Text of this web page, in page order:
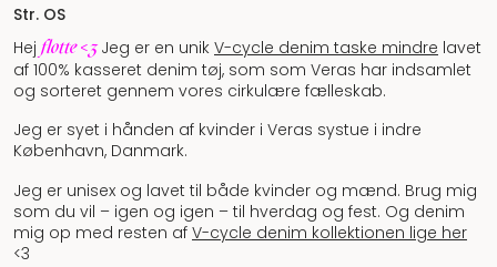
Str. OS
Hej flotte <3 Jeg er en unik V-cycle denim taske mindre lavet
af 100% kasseret denim tøj, som som Veras har indsamlet
og sorteret gennem vores cirkulære fælleskab.
Jeg er syet i hånden af kvinder i Veras systue i indre
København, Danmark.
Jeg er unisex og lavet til både kvinder og mænd. Brug mig
som du vil – igen og igen – til hverdag og fest. Og denim
mig op med resten af V-cycle denim kollektionen lige her
<3